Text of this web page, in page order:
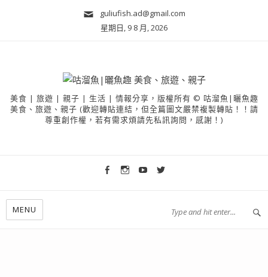
guliufish.ad@gmail.com
星期日, 9 8 月, 2026
美食 | 旅遊 | 親子 | 生活 | 情報分享，版權所有 © 咕溜魚|曬魚趣
美食、旅遊、親子 (歡迎轉貼連結，但全篇圖文嚴禁複製轉貼！！請
尊重創作權，若有需求煩請先私訊詢問，感謝！)
MENU